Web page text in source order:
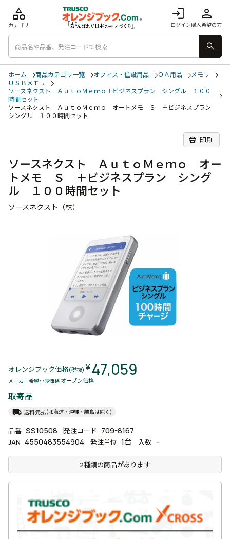
login
ログイン
person
購入希望の方
category
カテゴリ
search
ホーム 商品カテゴリ一覧 オフィス・住設用品 ＯＡ用品
メモリ
ＵＳＢメモリ
ソースネクスト ＡｕｔｏＭｅｍｏ＋ビジネスプラン シングル １００
時間セット
ソースネクスト ＡｕｔｏＭｅｍｏ オートメモ Ｓ ＋ビジネスプラン
シングル １００時間セット
print 印刷
ソースネクスト ＡｕｔｏＭｅｍｏ オー
トメモ Ｓ ＋ビジネスプラン シング
ル １００時間セット
ソースネクスト（株）
オレンジブック価格(税抜) ￥47,059
メーカー希望小売価格 オープン価格
取寄品
local_shipping 送料元払(北海道・沖縄・離島は除く)
品番 SS10508 発注コード 709-8167
JAN 4550483554904 発注単位 1台 入数 -
2種類の商品があります